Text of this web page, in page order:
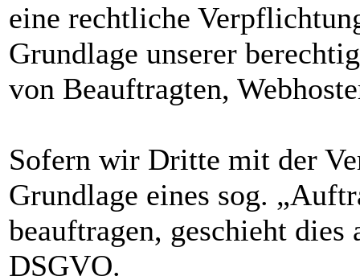
eine rechtliche
Grundlage unserer
von Beauftragten,
Sofern wir Dritte mit der
Grundlage eines sog.
beauftragen, geschieht
DSGVO.